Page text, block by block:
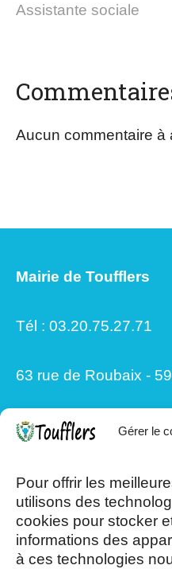
Gérer le
Pour offrir les
utilisons des
cookies pour stocker
informations des
à ces technologies
Assistante sociale
Aucun commentaire à
Mairie de Toufflers
Tél : 03.20.75.27.71
63 rue de Roubaix -
13h30/17h15
Mercredi et Samedi :